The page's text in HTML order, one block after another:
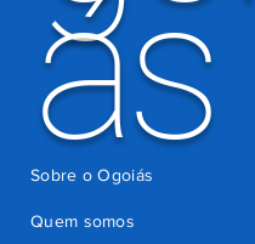
ás
Quem somos
Sobre o Ogoiás